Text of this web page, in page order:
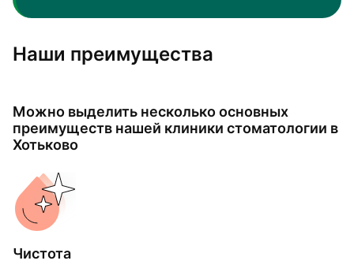
Наши преимущества
Можно выделить несколько основных
преимуществ нашей клиники стоматологии в
Хотьково
Чистота